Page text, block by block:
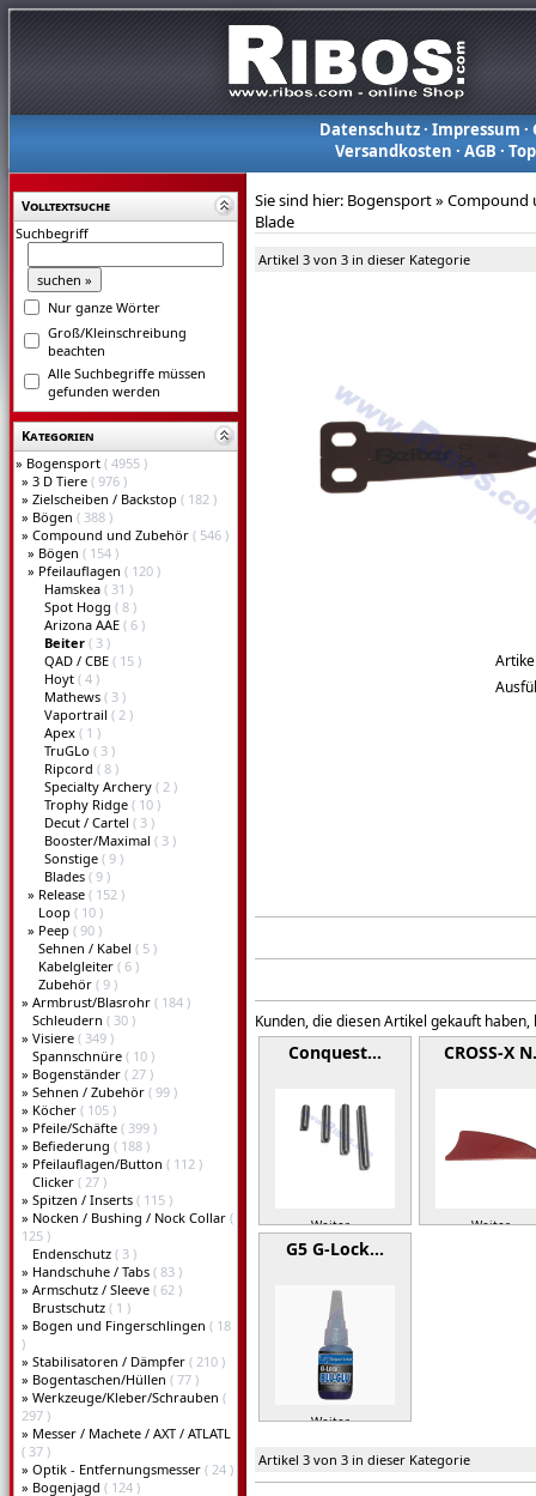
Datenschutz· Impressum ·
Versandkosten ·AGB ·
Volltextsuche
Suchbegriff
Nur ganze Wörter
Groß/Kleinschreibung
beachten
Alle Suchbegriffe müssen
gefunden werden
Kategorien
» Bogensport ( 4955 )
» 3 D Tiere ( 976 )
» Zielscheiben / Backstop ( 182 )
» Bögen ( 388 )
» Compound und Zubehör ( 546 )
» Bögen ( 154 )
» Pfeilauflagen ( 120 )
Hamskea ( 31 )
Spot Hogg ( 8 )
Arizona AAE ( 6 )
Beiter ( 3 )
QAD / CBE ( 15 )
Hoyt ( 4 )
Mathews ( 3 )
Vaportrail ( 2 )
Apex ( 1 )
TruGLo ( 3 )
Ripcord ( 8 )
Specialty Archery ( 2 )
Trophy Ridge ( 10 )
Decut / Cartel ( 3 )
Booster/Maximal ( 3 )
Sonstige ( 9 )
Blades ( 9 )
» Release ( 152 )
Loop ( 10 )
» Peep ( 90 )
Sehnen / Kabel ( 5 )
Kabelgleiter ( 6 )
Zubehör ( 9 )
» Armbrust/Blasrohr ( 184 )
Schleudern ( 30 )
» Visiere ( 349 )
Spannschnüre ( 10 )
» Bogenständer ( 27 )
» Sehnen / Zubehör ( 99 )
» Köcher ( 105 )
» Pfeile/Schäfte ( 399 )
» Befiederung ( 188 )
» Pfeilauflagen/Button ( 112 )
Clicker ( 27 )
» Spitzen / Inserts ( 115 )
» Nocken / Bushing / Nock Collar (
125 )
Endenschutz ( 3 )
» Handschuhe / Tabs ( 83 )
» Armschutz / Sleeve ( 62 )
Brustschutz ( 1 )
» Bogen und Fingerschlingen ( 18
)
» Stabilisatoren / Dämpfer ( 210 )
» Bogentaschen/Hüllen ( 77 )
» Werkzeuge/Kleber/Schrauben (
297 )
» Messer / Machete / AXT / ATLATL
( 37 )
» Optik - Entfernungsmesser ( 24 )
» Bogenjagd ( 124 )
Sie sind hier: Bogensport» Compound
Blade
Artikel 3 von 3 in dieser Kategorie
Kunden, die diesen Artikel gekauft haben,
Conquest…
Weiter »
CROSS-X
Weiter »
G5 G-Lock…
Weiter »
Artikel 3 von 3 in dieser Kategorie